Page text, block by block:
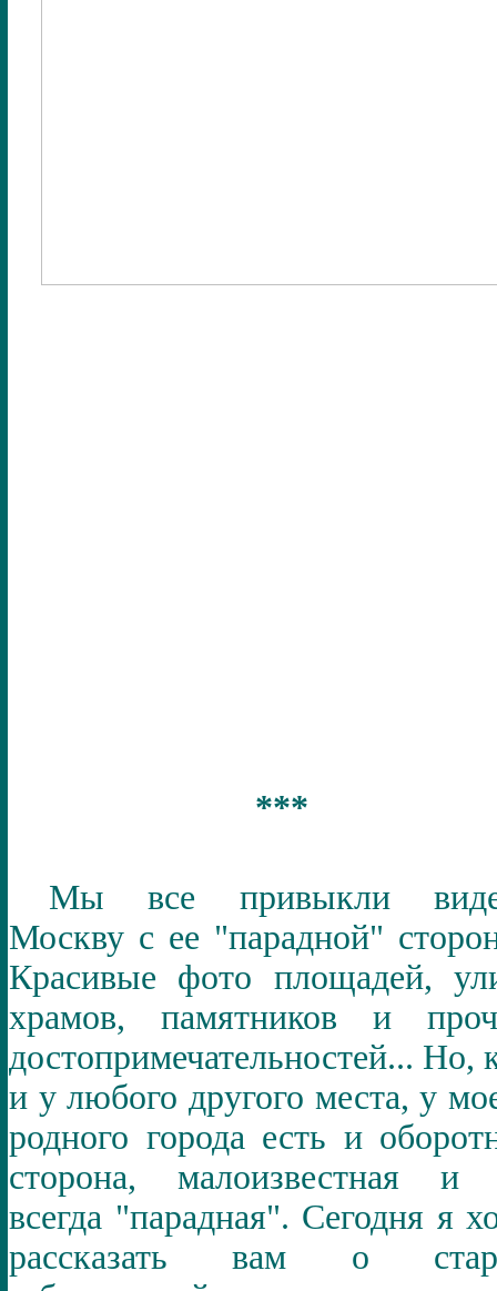
***
Мы все привыкли
Москву с ее "парадной"
Красивые фото площадей,
храмов, памятников и
достопримечательностей... Но,
и у любого другого места, у
родного города есть и
сторона, малоизвестная и
всегда "парадная". Сегодня я
рассказать вам о